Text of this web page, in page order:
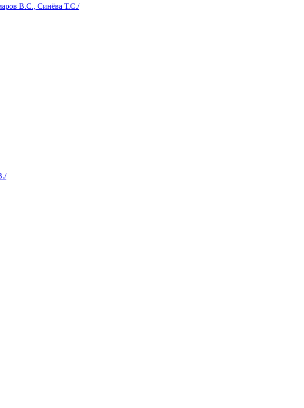
В.С., Синёва Т.С./